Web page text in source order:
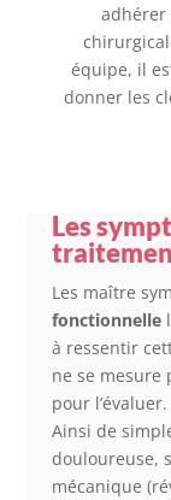
adhérer
équipe, il
donner les
Les
Les maître
fonctionnelle
à ressentir
ne se mesure
pour l’évaluer.
Ainsi de
douloureuse,
mécanique